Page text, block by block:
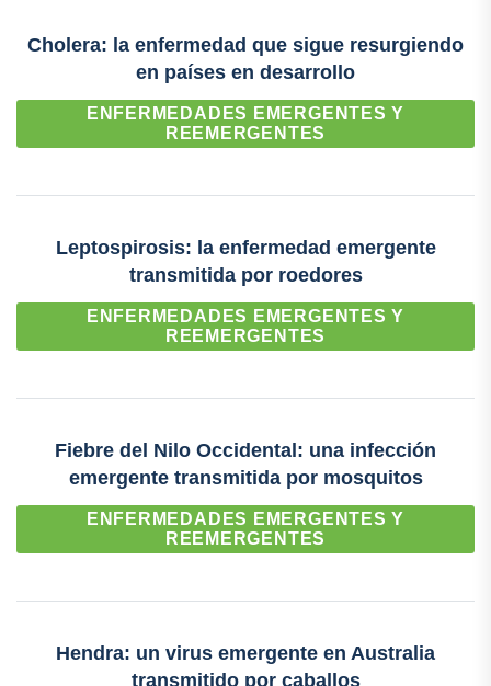
Cholera: la enfermedad que sigue resurgiendo
en países en desarrollo
ENFERMEDADES EMERGENTES Y
REEMERGENTES
Leptospirosis: la enfermedad emergente
transmitida por roedores
ENFERMEDADES EMERGENTES Y
REEMERGENTES
Fiebre del Nilo Occidental: una infección
emergente transmitida por mosquitos
ENFERMEDADES EMERGENTES Y
REEMERGENTES
Hendra: un virus emergente en Australia
transmitido por caballos